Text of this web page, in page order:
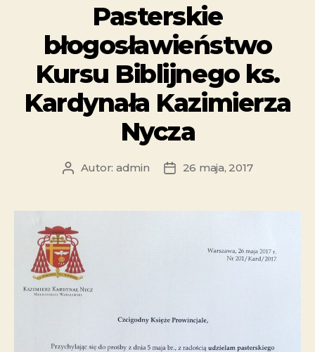
Pasterskie
błogosławieństwo
Kursu Biblijnego ks.
Kardynała Kazimierza
Nycza
Autor: admin 26 maja, 2017